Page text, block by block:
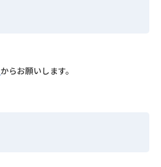
からお願いします。